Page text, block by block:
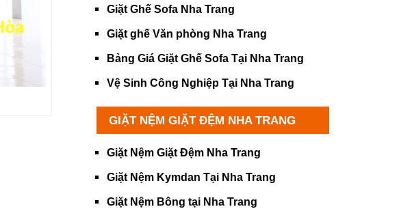
Giặt Ghế Sofa Nha Trang
Giặt ghế Văn phòng Nha Trang
Bảng Giá Giặt Ghế Sofa Tại Nha Trang
Vệ Sinh Công Nghiệp Tại Nha Trang
GIẶT NỆM GIẶT ĐỆM NHA TRANG
Giặt Nệm Giặt Đệm Nha Trang
Giặt Nệm Kymdan Tại Nha Trang
Giặt Nệm Bông tại Nha Trang